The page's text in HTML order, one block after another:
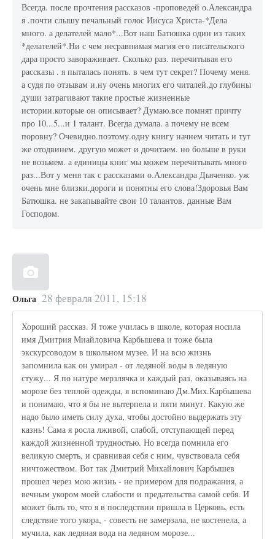
Всегда. после прочтения рассказов -проповедей о.Александра
я .почти слышу печальный голос Иисуса Христа-*Дела
много. а делателей мало*...Вот наш Батюшка один из таких
*делателей*.Ни с чем несравнимая магия его писательского
дара просто завораживает. Сколько раз. перечитывая его
рассказы . я пыталась понять. в чем тут секрет? Почему меня.
а судя по отзывам и.ну очень многих его читалей.до глубины
души затрагивают такие простые жизненные
истории.которые он описывает? Думаю.все помнят причту
про 10...5...и 1 талант. Всегда думала. а почему не всем
поровну? Очевидно.поэтому.одну книгу начнем читать и тут
же отодвинем. другую может и дочитаем. но больше в руки
не возьмем. а единицы книг мы можем перечитывать много
раз...Вот у меня так с рассказами о.Александра Дьяченко. уж
очень мне близки.дороги и понятны его слова!Здоровья Вам
Батюшка. не закапывайте свои 10 талантов. данные Вам
Господом.
Ольга 28 февраля 2011, 15:18
Хороший рассказ. Я тоже училась в школе, которая носила
имя Дмитрия Миайловича Карбышева и тоже была
экскурсоводом в школьном музее. И на всю жизнь
запомнила как он умирал - от ледяной воды в ледяную
стужу... Я по натуре мерзлячка и каждый раз, оказываясь на
морозе без теплой одежды, я вспоминаю Дм.Мих.Карбышева
и понимаю, что я бы не вытерпела и пяти минут. Какую же
надо было иметь силу духа, чтобы достойно выдержать эту
казнь! Сама я росла лживой, слабой, отступающей перед
каждой жизненной трудностью. Но всегда помнила его
великую смерть, и сравнивая себя с ним, чувствовала себя
ничтожеством. Вот так Дмитрий Михайлович Карбышев
прошел через мою жизнь - не примером для подражания, а
вечным укором моей слабости и предательства самой себя. И
может быть то, что я в последствии пришла в Церковь, есть
следствие того укора, - совесть не замерзала, не костенела, а
мучила, как ледяная вода на ледяном морозе...